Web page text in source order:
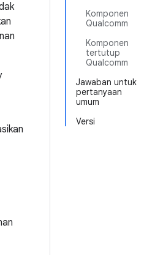
Komponen
Qualcomm
Komponen
tertutup
Qualcomm
Jawaban untuk
pertanyaan
umum
Versi